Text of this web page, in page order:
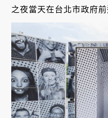
之夜當天在台北市政府